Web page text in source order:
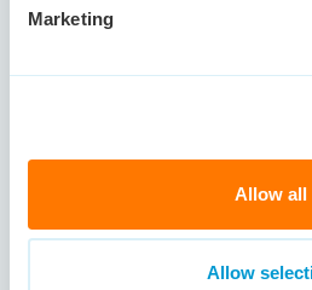
Marketing
Allow all
Allow
klanttevredenheid hoog te
kansen te signaleren die van
zijn voor de werkgever.
technische sector. Daarnaast
Nederlands, Engels en Duits.
zijn voor hem belangrijke
Momenteel is hij op zoek naar
uitdagende functie als Inside